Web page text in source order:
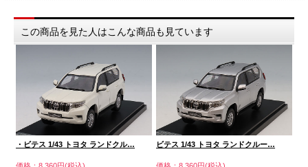
この商品を見た人はこんな商品も見ています
・ビテス 1/43 トヨタ ランドクル… ビテス 1/43 トヨタ ランドクルー…